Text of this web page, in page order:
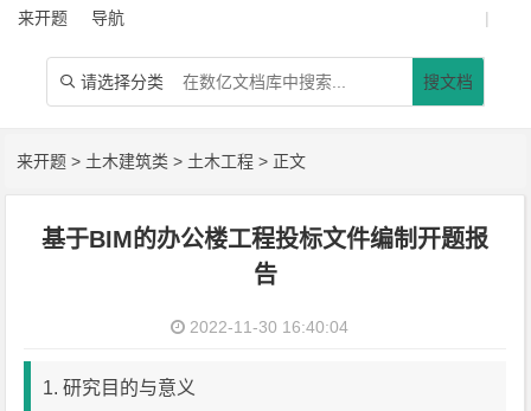
来开题 导航 |
 请选择分类 搜文档
来开题 > 土木建筑类 > 土木工程 > 正文
基于BIM的办公楼工程投标文件编制开题报
告
2022-11-30 16:40:04
1. 研究目的与意义